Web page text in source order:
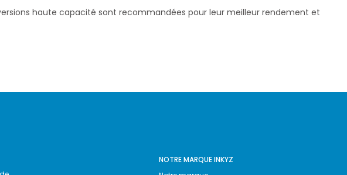
haute capacité sont recommandées pour leur meilleur rendement et
NOTRE MARQUE INKYZ